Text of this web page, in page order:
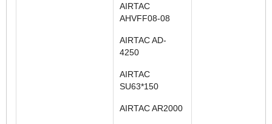
AIRTAC
AHVFF08-08
AIRTAC AD-
4250
AIRTAC
SU63*150
AIRTAC AR2000